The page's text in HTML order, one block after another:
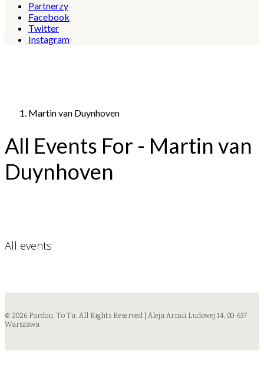
Partnerzy
Facebook
Twitter
Instagram
Martin van Duynhoven
All Events For - Martin van
Duynhoven
All events
© 2026 Pardon, To Tu. All Rights Reserved | Aleja Armii Ludowej 14, 00-637
Warszawa